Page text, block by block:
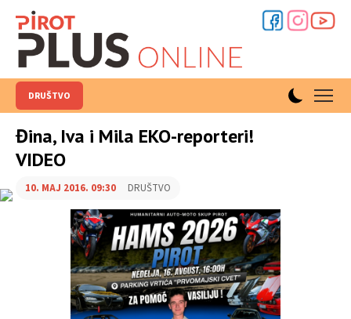
DRUŠTVO
Đina, Iva i Mila EKO-reporteri!
VIDEO
10. MAJ 2016. 09:30 DRUŠTVO